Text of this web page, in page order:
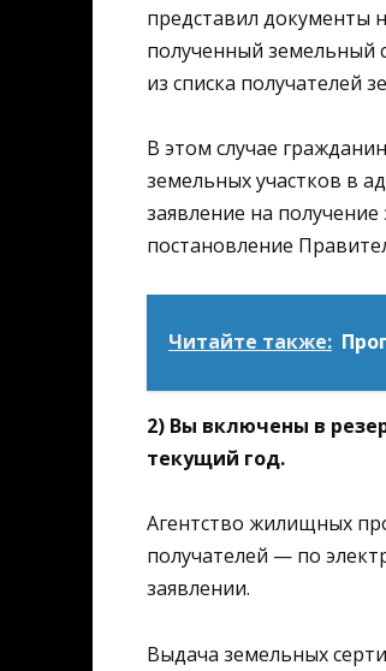
представил документы
полученный земельный
из списка получателей
В этом случае
земельных участков в
заявление на
постановление
Читайте также:
2) Вы включены в
текущий год.
Агентство жилищных
получателей — по
заявлении.
Выдача земельных